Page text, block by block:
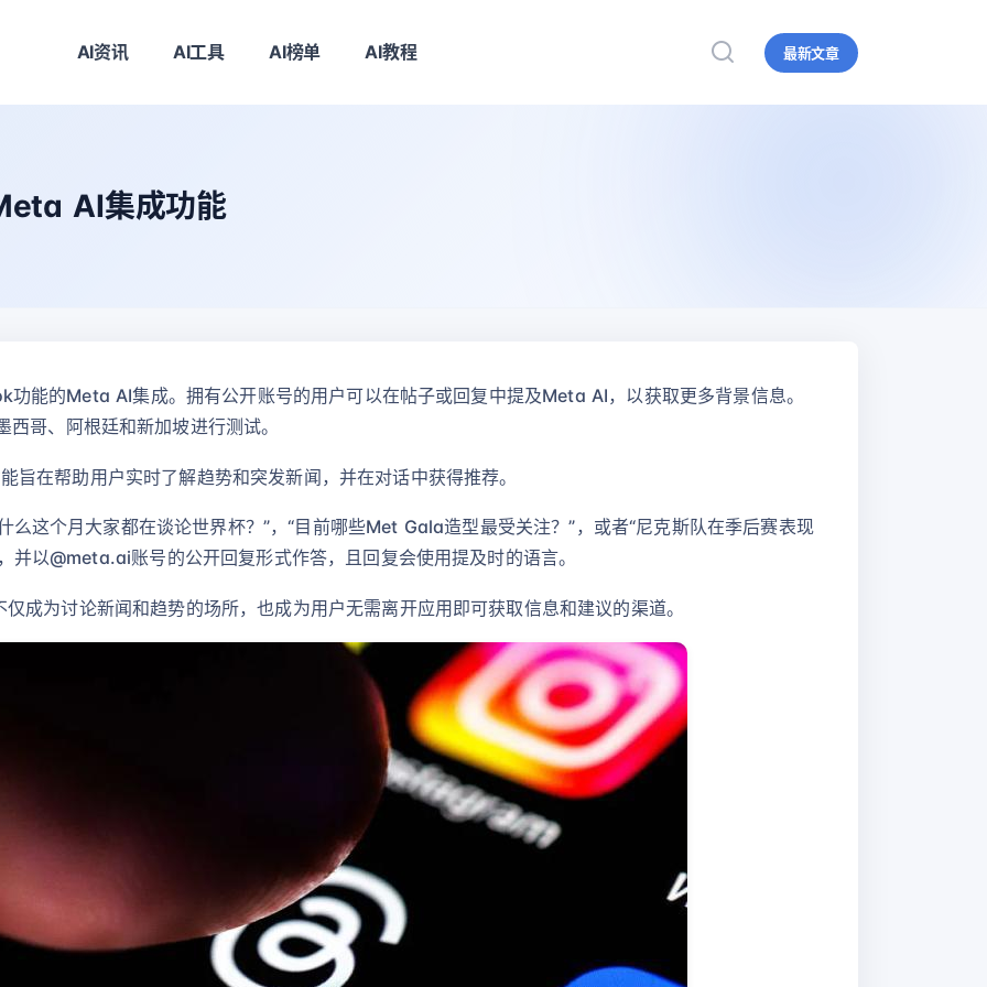
AI资讯 AI工具 AI榜单 AI教程 最新文章
AI集成功能
能的Meta AI集成。拥有公开账号的用户可以在帖子或回复中提及Meta AI，以获取更多背景信息。
哥、阿根廷和新加坡进行测试。
在帮助用户实时了解趋势和突发新闻，并在对话中获得推荐。
这个月大家都在谈论世界杯？”，“目前哪些Met Gala造型最受关注？”，或者“尼克斯队在季后赛表现
以@meta.ai账号的公开回复形式作答，且回复会使用提及时的语言。
成为讨论新闻和趋势的场所，也成为用户无需离开应用即可获取信息和建议的渠道。